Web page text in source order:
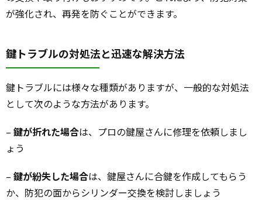
が強化され、再発を防ぐことができます。
鍵トラブルの対処法と迅速な解決方法
鍵トラブルには様々な種類がありますが、一般的な対処法
として次のような方法があります。
– 鍵が折れた場合は、プロの鍵屋さんに修理を依頼しまし
ょう
– 鍵が紛失した場合は、鍵屋さんに合鍵を作成してもらう
か、防犯の面からシリンダー交換を検討しましょう